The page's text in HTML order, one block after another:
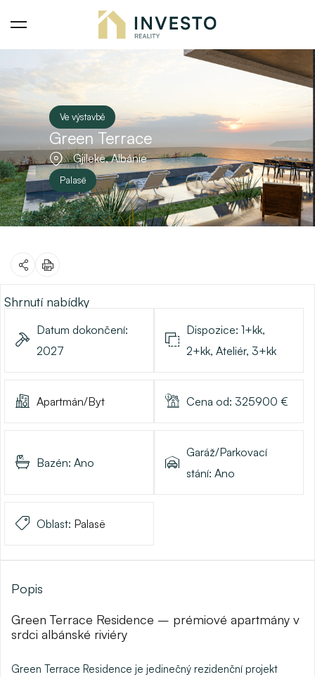
Ve výstavbě
Green Terrace
Gjilekë, Albánie
Palasë
Shrnutí nabídky
Datum dokončení:
2027
Dispozice: 1+kk,
2+kk, Ateliér, 3+kk
Apartmán/Byt Cena od: 325900 €
Bazén: Ano
Garáž/Parkovací
stání: Ano
Oblast: Palasë
Popis
Green Terrace Residence – prémiové apartmány v
srdci albánské riviéry
Green Terrace Residence je jedinečný rezidenční projekt